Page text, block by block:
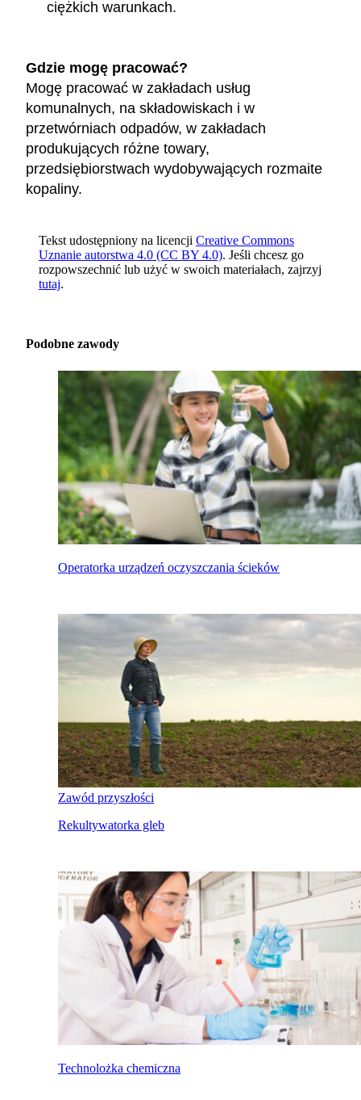
ciężkich warunkach.
Gdzie mogę pracować?
Mogę pracować w zakładach usług
komunalnych, na składowiskach i w
przetwórniach odpadów, w zakładach
produkujących różne towary,
przedsiębiorstwach wydobywających rozmaite
kopaliny.
Tekst udostępniony na licencji Creative Commons
Uznanie autorstwa 4.0 (CC BY 4.0). Jeśli chcesz go
rozpowszechnić lub użyć w swoich materiałach, zajrzyj
tutaj.
Podobne zawody
Operatorka urządzeń oczyszczania ścieków
Zawód przyszłości
Rekultywatorka gleb
Technolożka chemiczna